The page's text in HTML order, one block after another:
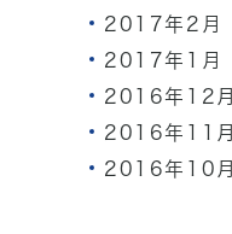
2017年2月
2017年1月
2016年12月
2016年11月
2016年10月